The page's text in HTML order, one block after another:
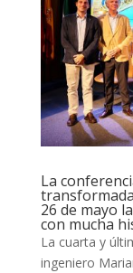
La
26 de mayo
con mucha
La cuarta y
ingeniero